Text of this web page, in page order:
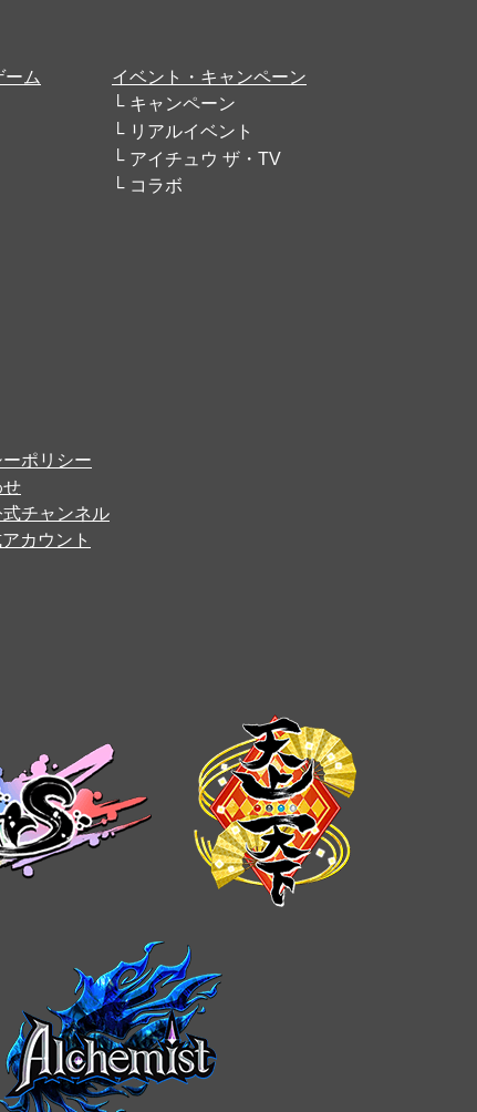
ーム
イベント・キャンペーン
キャンペーン
リアルイベント
アイチュウ ザ・TV
コラボ
ポリシー
せ
チャンネル
カウント